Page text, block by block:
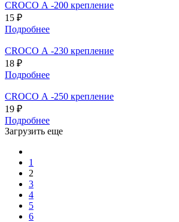
CROCO А -200 крепление
15 ₽
Подробнее
CROCO А -230 крепление
18 ₽
Подробнее
CROCO А -250 крепление
19 ₽
Подробнее
Загрузить еще
1
2
3
4
5
6